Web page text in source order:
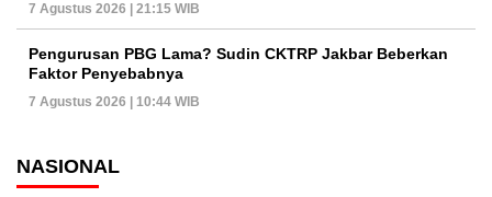
7 Agustus 2026 | 21:15 WIB
Pengurusan PBG Lama? Sudin CKTRP Jakbar Beberkan
Faktor Penyebabnya
7 Agustus 2026 | 10:44 WIB
NASIONAL